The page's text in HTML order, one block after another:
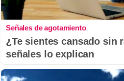
Señales de agotamiento
¿Te sientes cansado sin
señales lo explican